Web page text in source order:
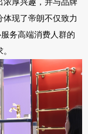
现了帝朗不仅致力
务高端消费人群的